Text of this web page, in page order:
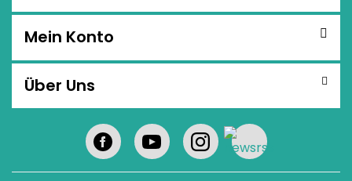
Mein Konto
Über Uns
Facebook
youtubeinstagram
RSS